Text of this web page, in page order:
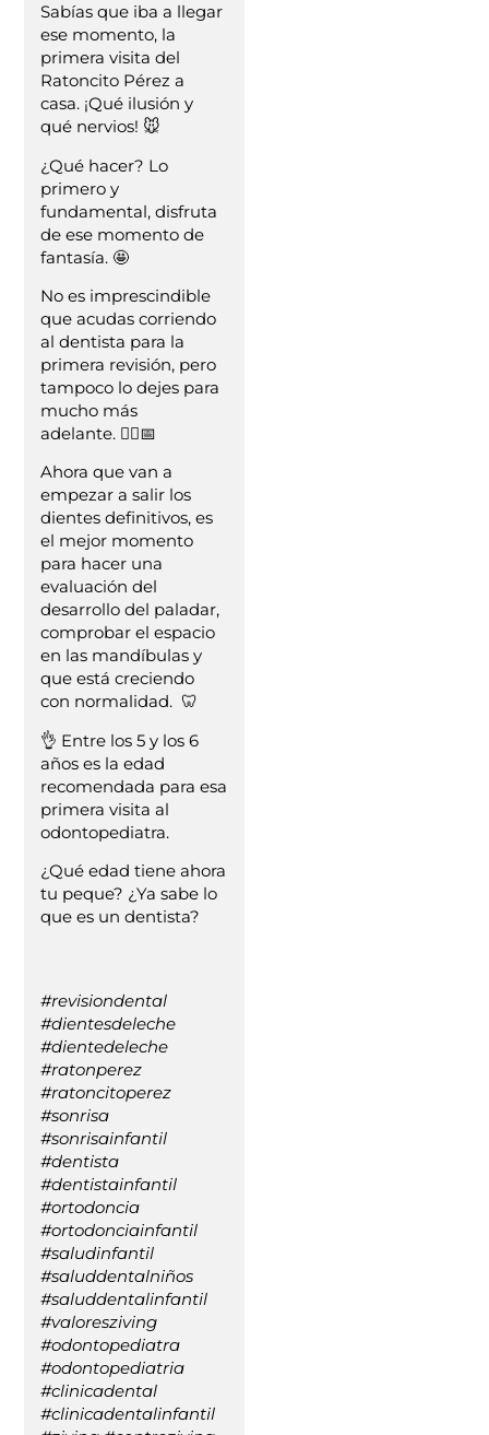
Sabías que iba a llegar
ese momento, la
primera visita del
Ratoncito Pérez a
casa. ¡Qué ilusión y
qué nervios! 🐭
¿Qué hacer? Lo
primero y
fundamental, disfruta
de ese momento de
fantasía. 🤩
No es imprescindible
que acudas corriendo
al dentista para la
primera revisión, pero
tampoco lo dejes para
mucho más
adelante. 👨‍⚕️📅
Ahora que van a
empezar a salir los
dientes definitivos, es
el mejor momento
para hacer una
evaluación del
desarrollo del paladar,
comprobar el espacio
en las mandíbulas y
que está creciendo
con normalidad. 🦷
👌 Entre los 5 y los 6
años es la edad
recomendada para esa
primera visita al
odontopediatra.
¿Qué edad tiene ahora
tu peque? ¿Ya sabe lo
que es un dentista?
#revisiondental
#dientesdeleche
#dientedeleche
#ratonperez
#ratoncitoperez
#sonrisa
#sonrisainfantil
#dentista
#dentistainfantil
#ortodoncia
#ortodonciainfantil
#saludinfantil
#saluddentalniños
#saluddentalinfantil
#valoresziving
#odontopediatra
#odontopediatria
#clinicadental
#clinicadentalinfantil